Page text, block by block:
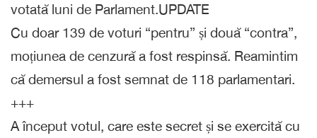
votată luni de Parlament.UPDATE
Cu doar 139 de voturi “pentru” și două “contra”,
moțiunea de cenzură a fost respinsă. Reamintim
că demersul a fost semnat de 118 parlamentari.
+++
A început votul, care este secret și se exercită cu